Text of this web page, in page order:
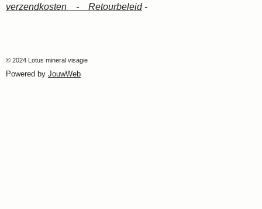
verzendkosten - Retourbeleid-
© 2024 Lotus mineral visagie
Powered by JouwWeb